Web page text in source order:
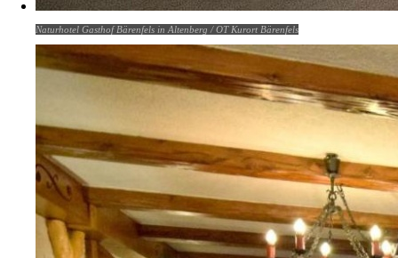
Naturhotel Gasthof Bärenfels in Altenberg / OT Kurort Bärenfels